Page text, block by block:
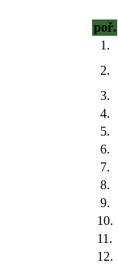
poř.
1.
2.
3.
4.
5.
6.
7.
8.
9.
10.
11.
12.